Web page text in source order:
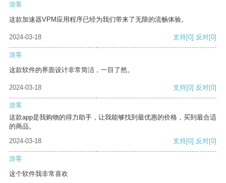
游客
这款加速器VPM应用程序已经为我们带来了无限的流畅体验。
2024-03-18 支持[0] 反对[0]
游客
这款软件的界面设计非常简洁，一目了然。
2024-03-18 支持[0] 反对[0]
游客
这款app是我购物的得力助手，让我能够找到最优惠的价格，买到最合适
的商品。
2024-03-18
支持[0] 反对[0]
游客
这个软件我非常喜欢